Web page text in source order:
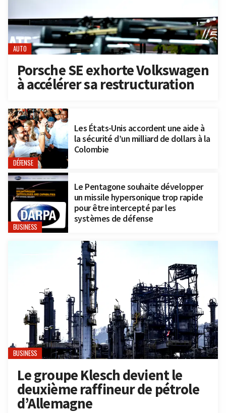
AUTO
Porsche SE exhorte Volkswagen
à accélérer sa restructuration
DÉFENSE
Les États-Unis accordent une aide à
la sécurité d’un milliard de dollars à la
Colombie
BUSINESS
Le Pentagone souhaite développer
un missile hypersonique trop rapide
pour être intercepté par les
systèmes de défense
BUSINESS
Le groupe Klesch devient le
deuxième raffineur de pétrole
d’Allemagne